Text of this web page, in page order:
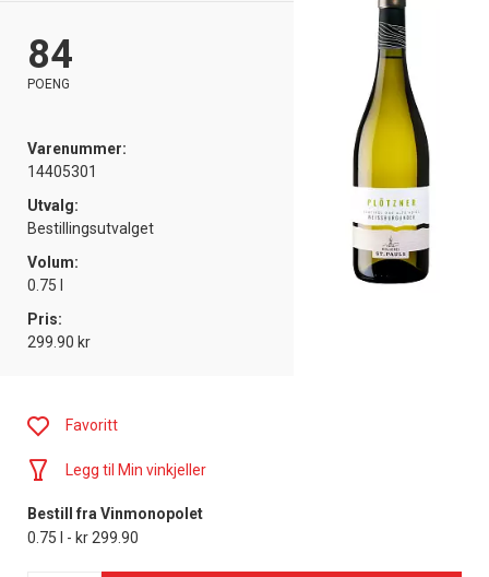
84
POENG
Varenummer:
14405301
Utvalg:
Bestillingsutvalget
Volum:
0.75 l
Pris:
299.90 kr
Favoritt
Legg til Min vinkjeller
Bestill fra Vinmonopolet
0.75 l - kr 299.90